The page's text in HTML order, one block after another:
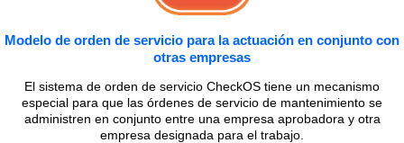
Modelo de orden de servicio para la actuación en conjunto con
otras empresas
El sistema de orden de servicio CheckOS tiene un mecanismo
especial para que las órdenes de servicio de mantenimiento se
administren en conjunto entre una empresa aprobadora y otra
empresa designada para el trabajo.